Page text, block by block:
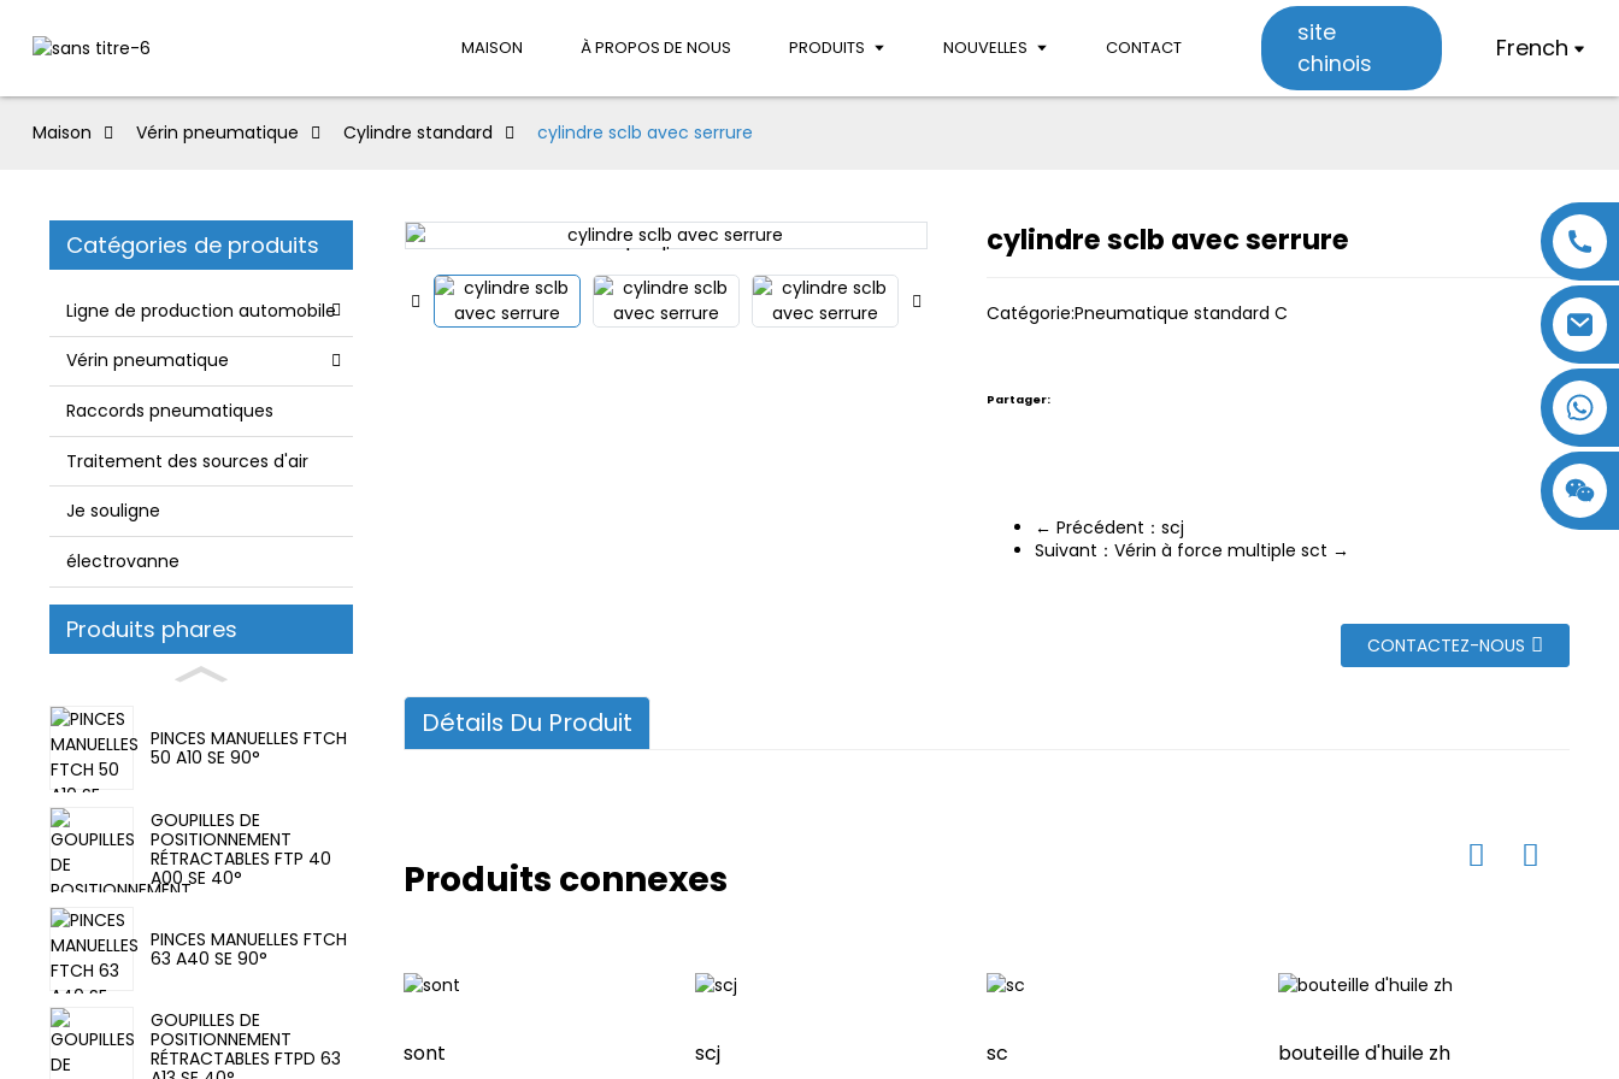
MAISON À PROPOS DE NOUS PRODUITS NOUVELLES CONTACT
site
chinois
French
Maison Vérin pneumatique Cylindre standard cylindre sclb avec serrure
Catégories de produits
Ligne de production automobile
Vérin pneumatique
Raccords pneumatiques
Traitement des sources d'air
Je souligne
électrovanne
Produits phares
PINCES MANUELLES FTCH
50 A10 SE 90°
GOUPILLES DE
POSITIONNEMENT
RÉTRACTABLES FTP 40
A00 SE 40°
PINCES MANUELLES FTCH
63 A40 SE 90°
GOUPILLES DE
POSITIONNEMENT
RÉTRACTABLES FTPD 63
Loading...
Loading... Loading...
Loading...
cylindre sclb avec serrure
Catégorie:Pneumatique standard C
Partager:
← Précédent：scj
Suivant：Vérin à force multiple sct →
CONTACTEZ-NOUS
Détails Du Produit
Produits connexes
sont scj sc bouteille d'huile zh